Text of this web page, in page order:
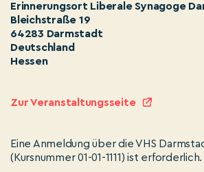
Erinnerungsort Liberale Synagoge
Bleichstraße 19
64283 Darmstadt
Deutschland
Hessen
Zur Veranstaltungsseite
Eine Anmeldung über die VHS
(Kursnummer 01-01-1111) ist erforderlich.